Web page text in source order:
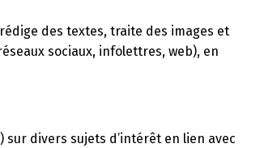
des textes, traite des images et
sociaux, infolettres, web), en
divers sujets d’intérêt en lien avec